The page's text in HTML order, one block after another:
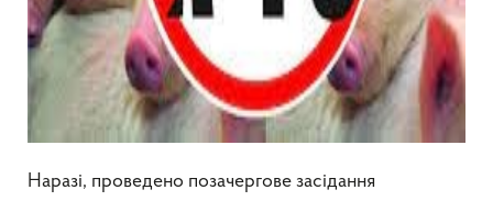
Наразі, проведено позачергове засідання